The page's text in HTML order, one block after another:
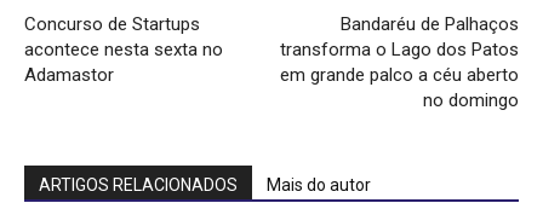
Concurso de Startups
acontece nesta sexta no
Adamastor
Bandaréu de Palhaços
transforma o Lago dos Patos
em grande palco a céu aberto
no domingo
ARTIGOS RELACIONADOS Mais do autor